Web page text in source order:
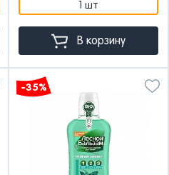
1 шт
В корзину
-35%